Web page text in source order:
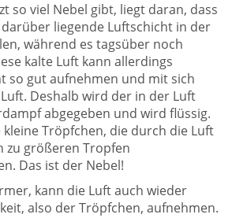
so viel Nebel gibt, liegt daran, dass
liegende Luftschicht in der
während es tagsüber noch
kalte Luft kann allerdings
so gut aufnehmen und mit sich
Deshalb wird der in der Luft
abgegeben und wird flüssig.
kleine Tröpfchen, die durch die Luft
zu größeren Tropfen
Das ist der Nebel!
kann die Luft auch wieder
also der Tröpfchen, aufnehmen.